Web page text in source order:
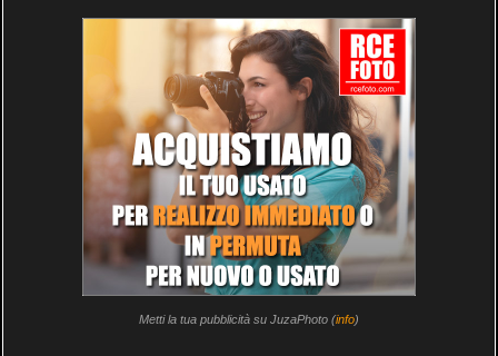
Metti la tua pubblicità su JuzaPhoto (info)